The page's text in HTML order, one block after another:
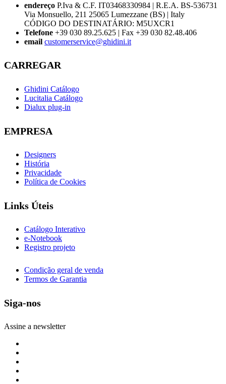
endereço P.Iva & C.F. IT03468330984 | R.E.A. BS-536731
Via Monsuello, 211 25065 Lumezzane (BS) | Italy
CÓDIGO DO DESTINATÁRIO: M5UXCR1
Telefone +39 030 89.25.625 | Fax +39 030 82.48.406
email customerservice@ghidini.it
CARREGAR
Ghidini Catálogo
Lucitalia Catálogo
Dialux plug-in
EMPRESA
Designers
História
Privacidade
Política de Cookies
Links Úteis
Catálogo Interativo
e-Notebook
Registro projeto
Condição geral de venda
Termos de Garantia
Siga-nos
Assine a newsletter